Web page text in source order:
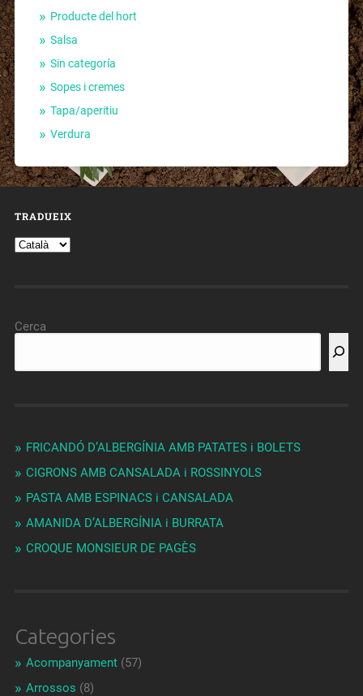
Producte del hort
Salsa
Sin categoría
Sopes i cremes
Tapa/aperitiu
Verdura
TRADUEIX
Cerca
FRICANDÓ D’ALBERGÍNIA AMB PATATES i BOLETS
CIGRONS AMB CANSALADA i ROSSINYOLS
PASTA AMB ESPINACS i CANSALADA
AMANIDA D’ALBERGÍNIA i BURRATA
CROQUE MONSIEUR DE PAGÈS
Categories
Acompanyament(57)
Arrossos (8)